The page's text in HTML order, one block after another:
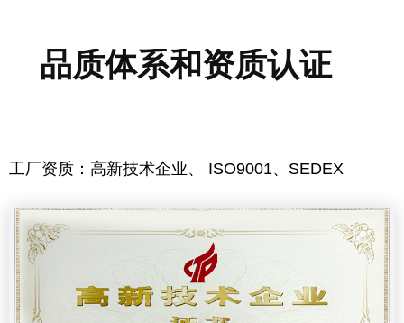
品质体系和资质认证
工厂资质：高新技术企业、 ISO9001、SEDEX